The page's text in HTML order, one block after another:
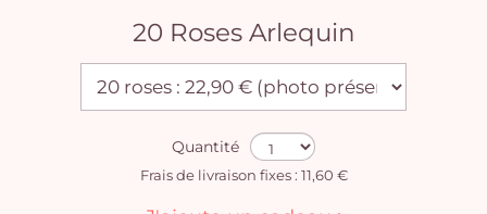
20 Roses Arlequin
Quantité
Frais de livraison fixes : 11,60 €